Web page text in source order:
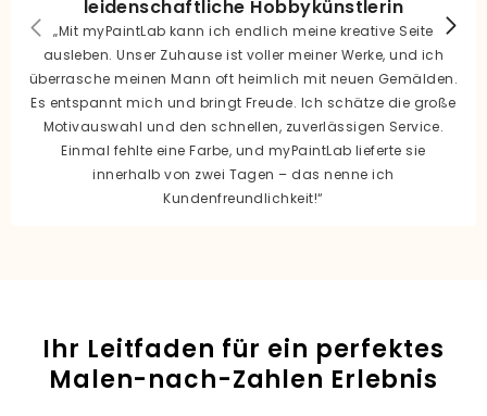
leidenschaftliche Hobbykünstlerin
„Mit myPaintLab kann ich endlich meine kreative Seite
ausleben. Unser Zuhause ist voller meiner Werke, und ich
überrasche meinen Mann oft heimlich mit neuen Gemälden.
Es entspannt mich und bringt Freude. Ich schätze die große
Motivauswahl und den schnellen, zuverlässigen Service.
Einmal fehlte eine Farbe, und myPaintLab lieferte sie
innerhalb von zwei Tagen – das nenne ich
Kundenfreundlichkeit!“
Ihr Leitfaden für ein perfektes
Malen-nach-Zahlen Erlebnis